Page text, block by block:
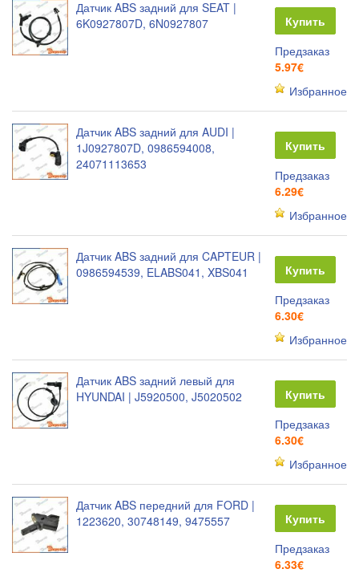
Датчик ABS задний для SEAT |
6K0927807D, 6N0927807
Купить
Предзаказ
5.97€
Избранное
Датчик ABS задний для AUDI |
1J0927807D, 0986594008,
24071113653
Купить
Предзаказ
6.29€
Избранное
Датчик ABS задний для CAPTEUR |
0986594539, ELABS041, XBS041
Купить
Предзаказ
6.30€
Избранное
Датчик ABS задний левый для
HYUNDAI | J5920500, J5020502
Купить
Предзаказ
6.30€
Избранное
Датчик ABS передний для FORD |
1223620, 30748149, 9475557
Купить
Предзаказ
6.33€